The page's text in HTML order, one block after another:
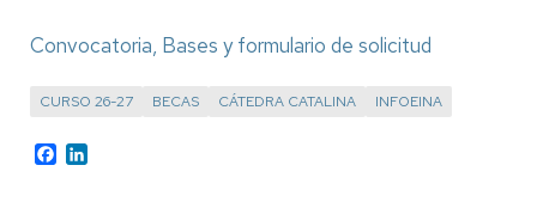
Convocatoria, Bases y formulario de solicitud
CURSO 26-27 BECAS CÁTEDRA CATALINA INFOEINA
Facebook